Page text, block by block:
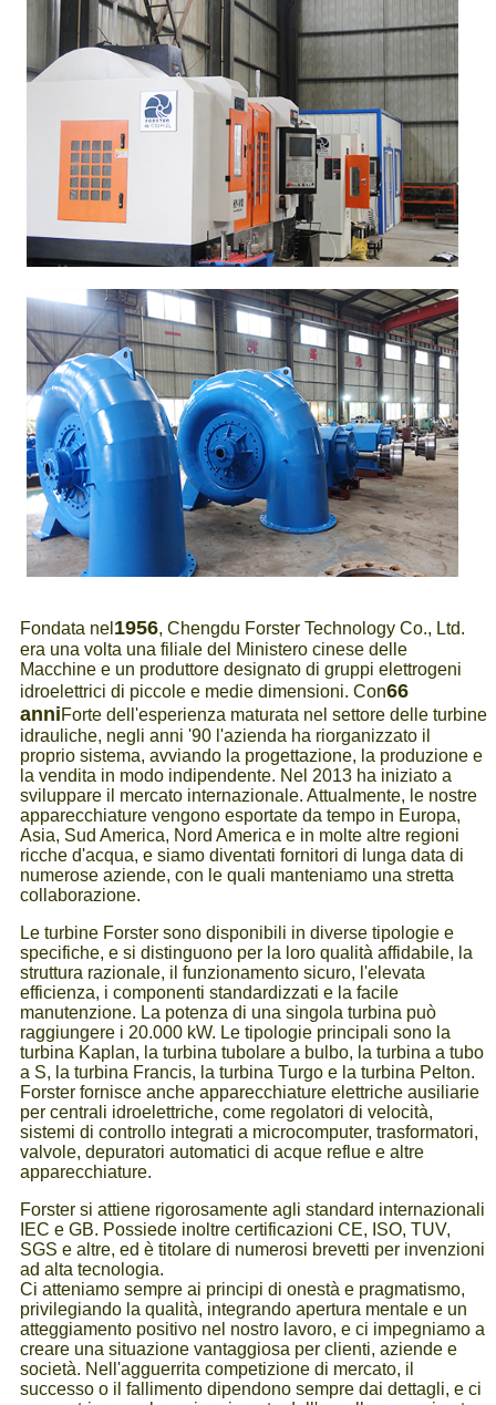
Fondata nel 1956, Chengdu Forster Technology Co., Ltd.
era una volta una filiale del Ministero cinese delle
Macchine e un produttore designato di gruppi elettrogeni
idroelettrici di piccole e medie dimensioni. Con66
anniForte dell'esperienza maturata nel settore delle turbine
idrauliche, negli anni '90 l'azienda ha riorganizzato il
proprio sistema, avviando la progettazione, la produzione e
la vendita in modo indipendente. Nel 2013 ha iniziato a
sviluppare il mercato internazionale. Attualmente, le nostre
apparecchiature vengono esportate da tempo in Europa,
Asia, Sud America, Nord America e in molte altre regioni
ricche d'acqua, e siamo diventati fornitori di lunga data di
numerose aziende, con le quali manteniamo una stretta
collaborazione.
Le turbine Forster sono disponibili in diverse tipologie e
specifiche, e si distinguono per la loro qualità affidabile, la
struttura razionale, il funzionamento sicuro, l'elevata
efficienza, i componenti standardizzati e la facile
manutenzione. La potenza di una singola turbina può
raggiungere i 20.000 kW. Le tipologie principali sono la
turbina Kaplan, la turbina tubolare a bulbo, la turbina a tubo
a S, la turbina Francis, la turbina Turgo e la turbina Pelton.
Forster fornisce anche apparecchiature elettriche ausiliarie
per centrali idroelettriche, come regolatori di velocità,
sistemi di controllo integrati a microcomputer, trasformatori,
valvole, depuratori automatici di acque reflue e altre
apparecchiature.
Forster si attiene rigorosamente agli standard internazionali
IEC e GB. Possiede inoltre certificazioni CE, ISO, TUV,
SGS e altre, ed è titolare di numerosi brevetti per invenzioni
ad alta tecnologia.
Ci atteniamo sempre ai principi di onestà e pragmatismo,
privilegiando la qualità, integrando apertura mentale e un
atteggiamento positivo nel nostro lavoro, e ci impegniamo a
creare una situazione vantaggiosa per clienti, aziende e
società. Nell'agguerrita competizione di mercato, il
successo o il fallimento dipendono sempre dai dettagli, e ci